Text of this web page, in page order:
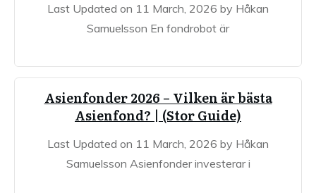
Last Updated on 11 March, 2026 by Håkan
Samuelsson En fondrobot är
Asienfonder 2026 – Vilken är bästa
Asienfond? | (Stor Guide)
Last Updated on 11 March, 2026 by Håkan
Samuelsson Asienfonder investerar i